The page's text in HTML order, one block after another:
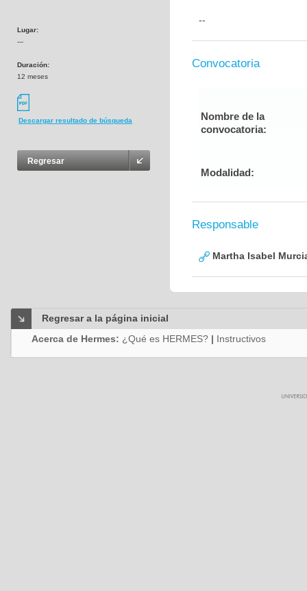
Lugar:
---
Duración:
12 meses
Descargar resultado de búsqueda
Regresar
--
Convocatoria
Nombre de la
convocatoria:
Modalidad:
Responsable
Martha Isabel
Regresar a la página inicial
Acerca de Hermes: ¿Qué es HERMES? | Instructivos